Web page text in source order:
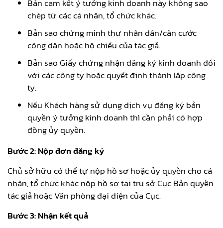
Bản cam kết ý tưởng kinh doanh này không sao
chép từ các cá nhân, tổ chức khác.
Bản sao chứng minh thư nhân dân/căn cước
công dân hoặc hộ chiếu của tác giả.
Bản sao Giấy chứng nhận đăng ký kinh doanh đối
với các công ty hoặc quyết định thành lập công
ty.
Nếu Khách hàng sử dụng dịch vụ đăng ký bản
quyền ý tưởng kinh doanh thì cần phải có hợp
đồng ủy quyền.
Bước 2: Nộp đơn đăng ký
Chủ sở hữu có thể tự nộp hồ sơ hoặc ủy quyền cho cá
nhân, tổ chức khác nộp hồ sơ tại trụ sở Cục Bản quyền
tác giả hoặc Văn phòng đại diện của Cục.
Bước 3: Nhận kết quả